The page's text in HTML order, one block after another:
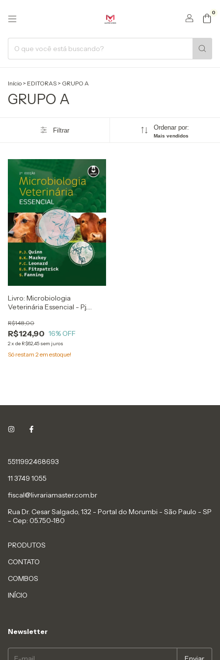
0
Início > EDITORAS > GRUPO A
GRUPO A
Filtrar Ordenar por:
Mais vendidos
Livro: Microbiologia
Veterinária Essencial - P.j.
R$124,90
R$148,00
16% OFF
2x de R$62,45 sem juros
Só restam 2em estoque!
5511992468693
11 3749 1055
fiscal@livrariamaster.com.br
Rua Dr. Cesar Salgado, 132 - Portal do Morumbi - São Paulo - SP
- Cep: 05.750-180
PRODUTOS
CONTATO
COMBOS
INÍCIO
Newsletter